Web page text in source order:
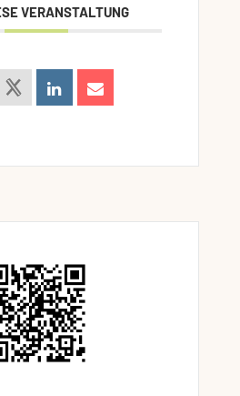
VERANSTALTUNG